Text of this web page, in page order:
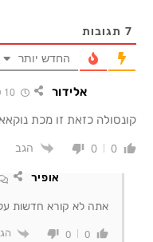
7 תגובות
החדש יותר
אלידור 10 שנים לפני
קונסולה כזאת זו מכת
0
0
הגב
אופיר
אתה לא קורא חדשות
0
0